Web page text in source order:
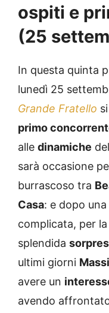
ospiti e
(25
In questa quinta
lunedì 25
Grande Fratello
primo
alle dinamiche
sarà occasione
burrascoso tra
Casa: e dopo
complicata, per
splendida
ultimi giorni
avere un
avendo